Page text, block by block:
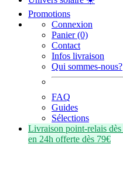
Promotions
Connexion
Panier (0)
Contact
Infos livraison
Qui sommes-nous?
FAQ
Guides
Sélections
Livraison point-relais dès
en 24h offerte dès 79€